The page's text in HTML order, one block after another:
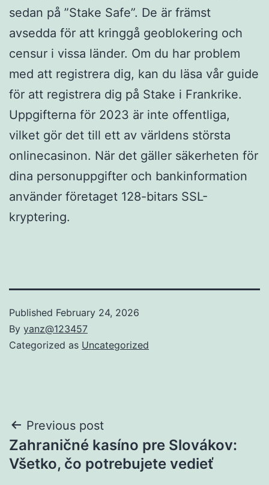
sedan på ”Stake Safe”. De är främst
avsedda för att kringgå geoblokering och
censur i vissa länder. Om du har problem
med att registrera dig, kan du läsa vår guide
för att registrera dig på Stake i Frankrike.
Uppgifterna för 2023 är inte offentliga,
vilket gör det till ett av världens största
onlinecasinon. När det gäller säkerheten för
dina personuppgifter och bankinformation
använder företaget 128-bitars SSL-
kryptering.
Published February 24, 2026
By yanz@123457
Categorized as Uncategorized
Post
navigation
Previous post
Zahraničné kasíno pre Slovákov:
Všetko, čo potrebujete vedieť